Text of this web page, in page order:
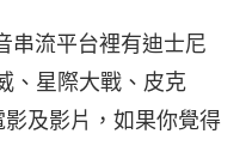
串流平台裡有迪士尼
、星際大戰、皮克
及影片，如果你覺得